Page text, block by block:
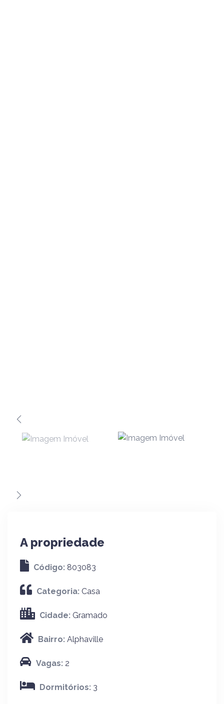
A propriedade
Código: 803083
Categoria: Casa
Cidade: Gramado
Bairro: Alphaville
Vagas: 2
Dormitórios: 3